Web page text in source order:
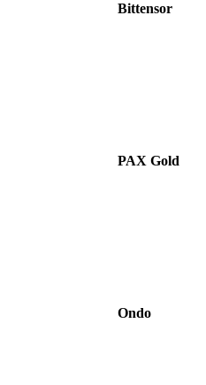
Bittensor
PAX Gold
Ondo